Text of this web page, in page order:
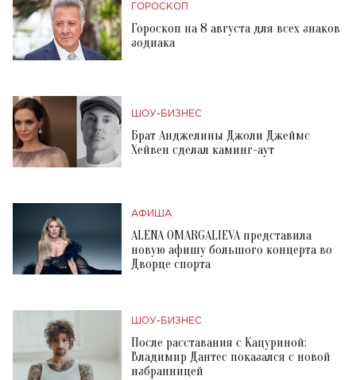
ГОРОСКОП
Гороскоп на 8 августа для всех знаков
зодиака
ШОУ-БИЗНЕС
Брат Анджелины Джоли Джеймс
Хейвен сделал каминг-аут
АФИША
ALENA OMARGALIEVA представила
новую афишу большого концерта во
Дворце спорта
ШОУ-БИЗНЕС
После расставания с Кацуриной:
Владимир Дантес показался с новой
избранницей